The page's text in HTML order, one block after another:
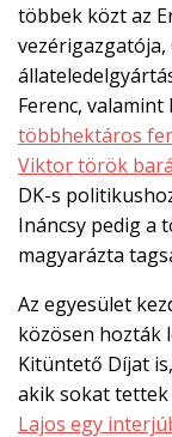
többek közt az
vezérigazgatója,
Ferenc,
többhektáros
Viktor török
DK-s
Ináncsy pedig a
magyarázta
Az egyesület
közösen hozták
Kitüntető Díjat
akik sokat
Lajos egy